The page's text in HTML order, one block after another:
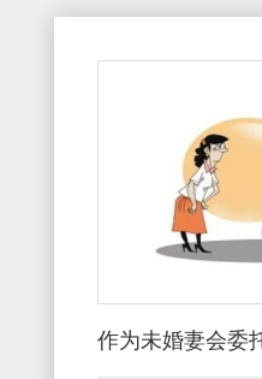
作为未婚妻会委